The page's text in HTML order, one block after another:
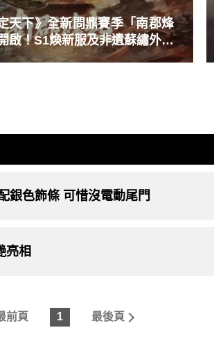
天下》全新問鼎賽季「南郡烽
啟！S1煥新服及非遺蘇繡外觀
色飾條 可惜沒電動尾門
亮相
前頁 1 最後頁